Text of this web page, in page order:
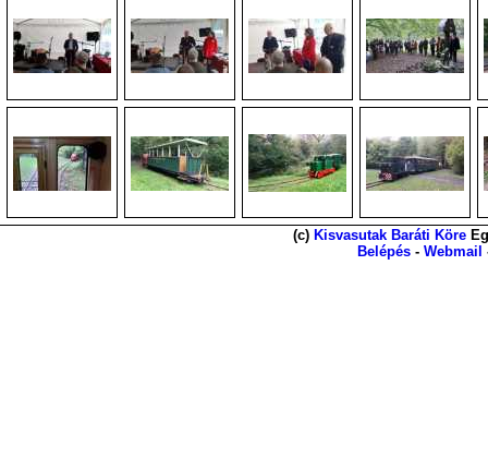
(c) Kisvasutak Baráti Köre
Belépés - Webmail